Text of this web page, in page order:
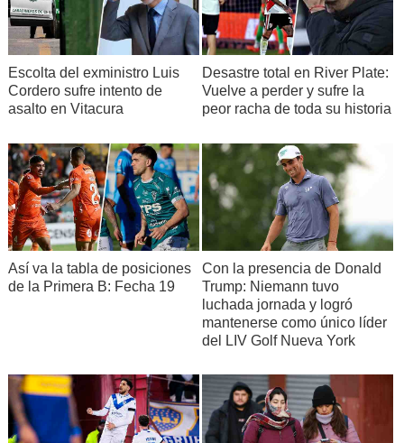
Escolta del exministro Luis
Cordero sufre intento de
asalto en Vitacura
Desastre total en River Plate:
Vuelve a perder y sufre la
peor racha de toda su historia
Así va la tabla de posiciones
de la Primera B: Fecha 19
Con la presencia de Donald
Trump: Niemann tuvo
luchada jornada y logró
mantenerse como único líder
del LIV Golf Nueva York